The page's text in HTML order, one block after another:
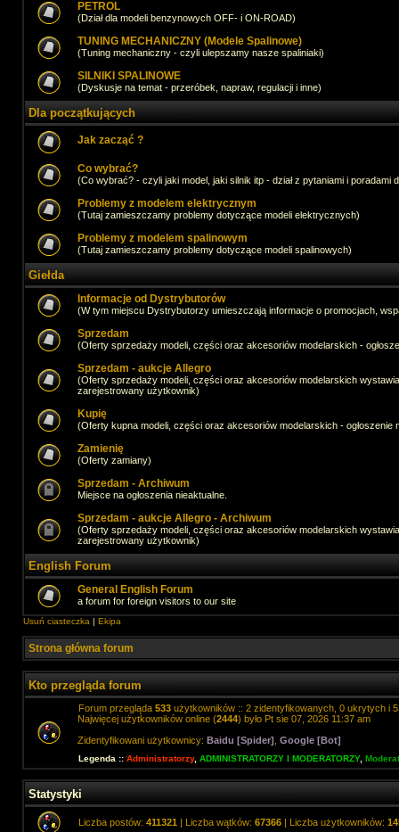
PETROL
(Dział dla modeli benzynowych OFF- i ON-ROAD)
TUNING MECHANICZNY (Modele Spalinowe)
(Tuning mechaniczny - czyli ulepszamy nasze spaliniaki)
SILNIKI SPALINOWE
(Dyskusje na temat - przeróbek, napraw, regulacji i inne)
Dla początkujących
Jak zacząć ?
Co wybrać?
(Co wybrać? - czyli jaki model, jaki silnik itp - dział z pytaniami i poradami
Problemy z modelem elektrycznym
(Tutaj zamieszczamy problemy dotyczące modeli elektrycznych)
Problemy z modelem spalinowym
(Tutaj zamieszczamy problemy dotyczące modeli spalinowych)
Giełda
Informacje od Dystrybutorów
(W tym miejscu Dystrybutorzy umieszczają informacje o promocjach,
Sprzedam
(Oferty sprzedaży modeli, części oraz akcesoriów modelarskich -
Sprzedam - aukcje Allegro
(Oferty sprzedaży modeli, części oraz akcesoriów modelarskich
zarejestrowany użytkownik)
Kupię
(Oferty kupna modeli, części oraz akcesoriów modelarskich -
Zamienię
(Oferty zamiany)
Sprzedam - Archiwum
Miejsce na ogłoszenia nieaktualne.
Sprzedam - aukcje Allegro - Archiwum
(Oferty sprzedaży modeli, części oraz akcesoriów modelarskich
zarejestrowany użytkownik)
English Forum
General English Forum
a forum for foreign visitors to our site
Usuń ciasteczka | Ekipa
Strona główna forum
Kto przegląda forum
Forum przegląda 533 użytkowników :: 2 zidentyfikowanych, 0 ukrytych i
Najwięcej użytkowników online (2444) było Pt sie 07, 2026 11:37 am
Zidentyfikowani użytkownicy: Baidu [Spider] Google [Bot]
Legenda :: Administratorzy, ADMINISTRATORZY I MODERATORZY,
Statystyki
Liczba postów: 411321 | Liczba wątków: 67366 | Liczba użytkowników: